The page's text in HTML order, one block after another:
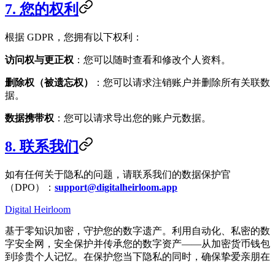
7. 您的权利
根据 GDPR，您拥有以下权利：
访问权与更正权 ：您可以随时查看和修改个人资料。
删除权（被遗忘权）
：您可以请求注销账户并删除所有关联数
据。
数据携带权 ：您可以请求导出您的账户元数据。
8. 联系我们
如有任何关于隐私的问题，请联系我们的数据保护官
（DPO）： support@digitalheirloom.app
Digital Heirloom
基于零知识加密，守护您的数字遗产。利用自动化、私密的数
字安全网，安全保护并传承您的数字资产——从加密货币钱包
到珍贵个人记忆。在保护您当下隐私的同时，确保挚爱亲朋在